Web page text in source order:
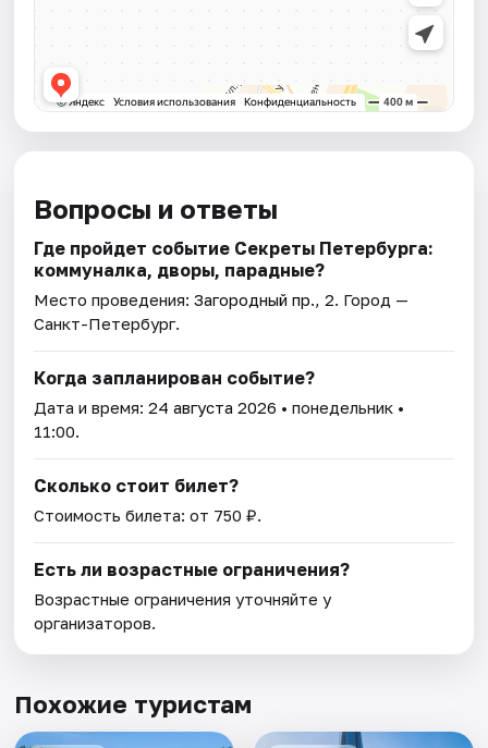
Вопросы и ответы
Где пройдет событие Секреты Петербурга:
коммуналка, дворы, парадные?
Место проведения:Загородный пр., 2. Город —
Санкт-Петербург.
Когда запланирован событие?
Дата и время:24 августа 2026 • понедельник •
11:00.
Сколько стоит билет?
Стоимость билета: от 750 ₽.
Есть ли возрастные ограничения?
Возрастные ограничения уточняйте у
организаторов.
Похожие туристам